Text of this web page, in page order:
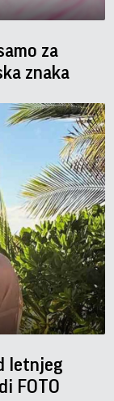
za
znaka
letnjeg
FOTO